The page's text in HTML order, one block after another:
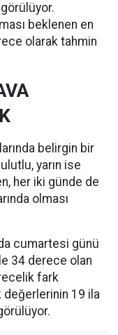
beklenen en
olarak tahmin
belirgin bir
yarın ise
her iki günde de
olması
cumartesi günü
34 derece olan
fark
değerlerinin 19 ila